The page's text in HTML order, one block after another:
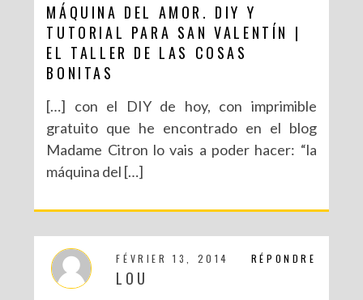
MÁQUINA DEL AMOR. DIY Y
TUTORIAL PARA SAN VALENTÍN |
EL TALLER DE LAS COSAS
BONITAS
[…] con el DIY de hoy, con imprimible
gratuito que he encontrado en el blog
Madame Citron lo vais a poder hacer: “la
máquina del […]
RÉPONDRE
FÉVRIER 13, 2014
LOU